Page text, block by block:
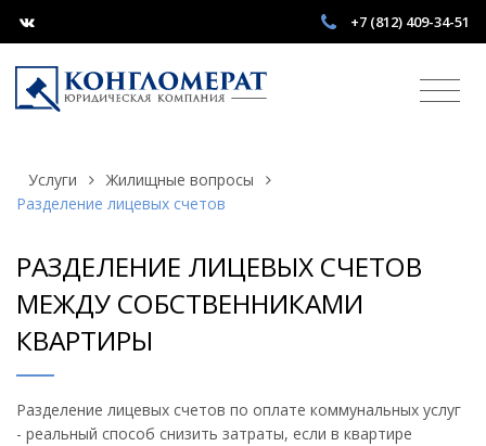
+7 (812) 409-34-51
Услуги
Жилищные вопросы
Разделение лицевых счетов
РАЗДЕЛЕНИЕ ЛИЦЕВЫХ СЧЕТОВ
МЕЖДУ СОБСТВЕННИКАМИ
КВАРТИРЫ
Разделение лицевых счетов по оплате коммунальных услуг
- реальный способ снизить затраты, если в квартире